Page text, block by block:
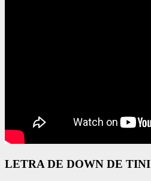
LETRA DE DOWN DE TINI